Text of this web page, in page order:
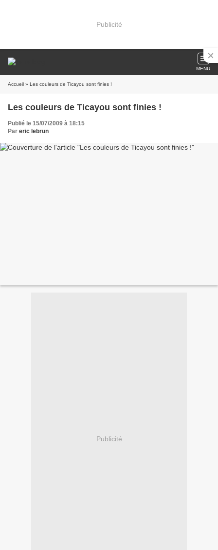
Publicité
MENU
Accueil » Les couleurs de Ticayou sont finies !
Les couleurs de Ticayou sont finies !
Publié le 15/07/2009 à 18:15
Par eric lebrun
Publicité